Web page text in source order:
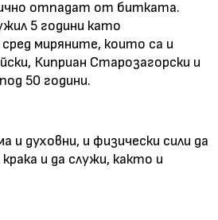
отпадат от битката.
5 години като
миряните, които са и
Киприан Старозагорски и
50 години.
духовни, и физически сили да
и да служи, както и